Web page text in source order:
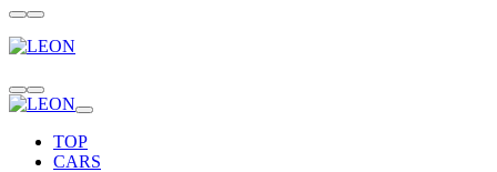
TOP
CARS